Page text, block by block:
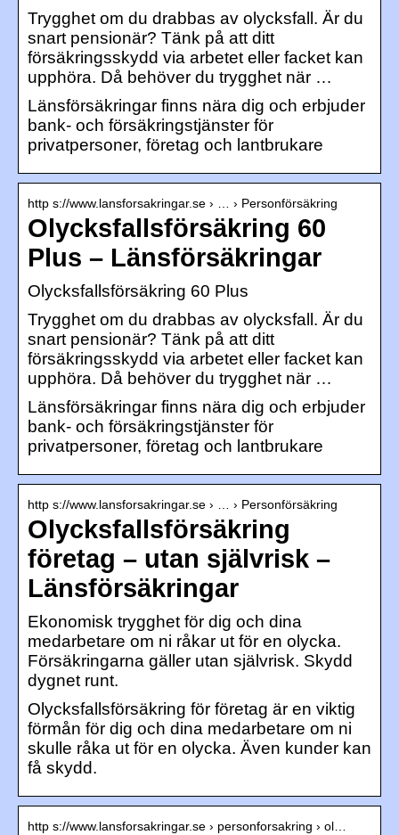
Trygghet om du drabbas av olycksfall. Är du
snart pensionär? Tänk på att ditt
försäkringsskydd via arbetet eller facket kan
upphöra. Då behöver du trygghet när …
Länsförsäkringar finns nära dig och erbjuder
bank- och försäkringstjänster för
privatpersoner, företag och lantbrukare
http s://www.lansforsakringar.se › … › Personförsäkring
Olycksfallsförsäkring 60
Plus – Länsförsäkringar
Olycksfallsförsäkring 60 Plus
Trygghet om du drabbas av olycksfall. Är du
snart pensionär? Tänk på att ditt
försäkringsskydd via arbetet eller facket kan
upphöra. Då behöver du trygghet när …
Länsförsäkringar finns nära dig och erbjuder
bank- och försäkringstjänster för
privatpersoner, företag och lantbrukare
http s://www.lansforsakringar.se › … › Personförsäkring
Olycksfallsförsäkring
företag – utan självrisk –
Länsförsäkringar
Ekonomisk trygghet för dig och dina
medarbetare om ni råkar ut för en olycka.
Försäkringarna gäller utan självrisk. Skydd
dygnet runt.
Olycksfallsförsäkring för företag är en viktig
förmån för dig och dina medarbetare om ni
skulle råka ut för en olycka. Även kunder kan
få skydd.
http s://www.lansforsakringar.se › personforsakring › ol…